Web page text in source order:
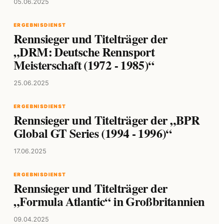
ERGEBNISDIENST
Rennsieger und Titelträger der
„DRM: Deutsche Rennsport
Meisterschaft (1972 - 1985)“
25.06.2025
ERGEBNISDIENST
Rennsieger und Titelträger der „BPR
Global GT Series (1994 - 1996)“
17.06.2025
ERGEBNISDIENST
Rennsieger und Titelträger der
„Formula Atlantic“ in Großbritannien
09.04.2025